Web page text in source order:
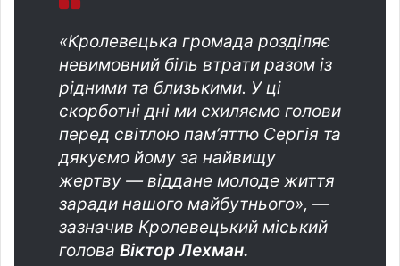
«Кролевецька громада розділяє
невимовний біль втрати разом із
рідними та близькими. У ці
скорботні дні ми схиляємо голови
перед світлою пам’яттю Сергія та
дякуємо йому за найвищу
жертву — віддане молоде життя
заради нашого майбутнього», —
зазначив Кролевецький міський
голова Віктор Лехман.